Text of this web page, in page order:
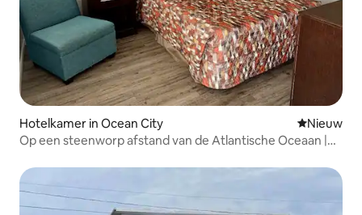
Hotelkamer in Ocean City Nieuwe
Nieuw
Op een steenworp afstand van de Atlantische Oceaan |